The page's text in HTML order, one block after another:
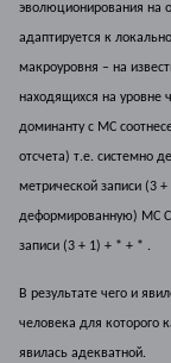
эволюционирования на
адаптируется к
макроуровня – на
находящихся на уровне
доминанту с МС
отсчета) т.е. системно
метрической записи (3
деформированную) МС
записи (3 + 1) + * + * .
В результате чего и
человека для которого
явилась адекватной.